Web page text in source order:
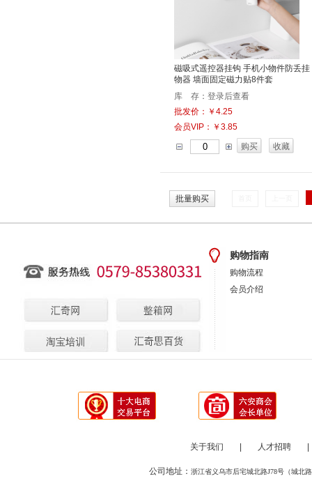
磁吸式遥控器挂钩 手机小物件防丢挂
物器 墙面固定磁力贴8件套
库 存：登录后查看
批发价：￥4.25
会员VIP：￥3.85
购买
收藏
批量购买
购物指南
购物流程
会员介绍
关于我们 人才招聘
公司地址： 浙江省义乌市后宅城北路J78号（城北